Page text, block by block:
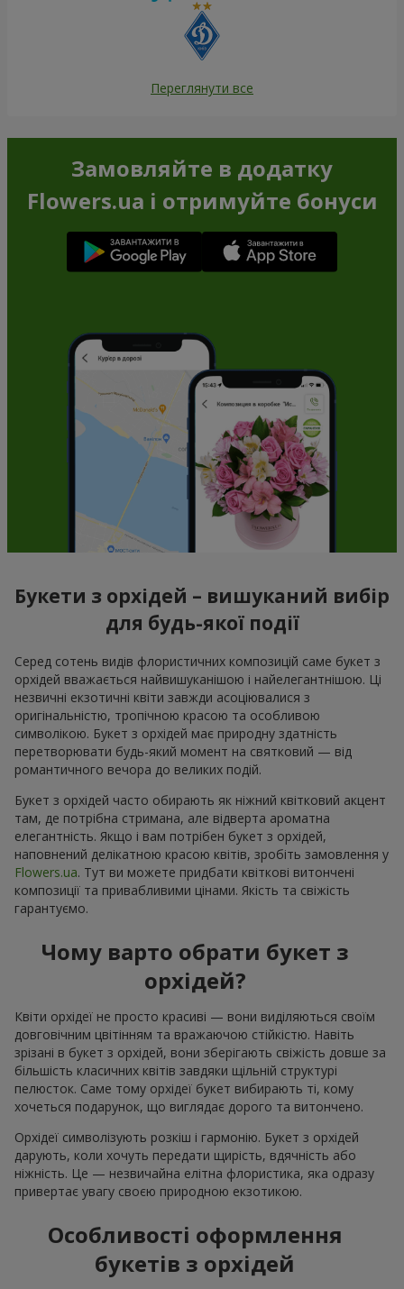
Переглянути все
Замовляйте в додатку
Flowers.ua і отримуйте бонуси
Букети з орхідей – вишуканий вибір
для будь-якої події
Серед сотень видів флористичних композицій саме букет з
орхідей вважається найвишуканішою і найелегантнішою. Ці
незвичні екзотичні квіти завжди асоціювалися з
оригінальністю, тропічною красою та особливою
символікою. Букет з орхідей має природну здатність
перетворювати будь-який момент на святковий — від
романтичного вечора до великих подій.
Букет з орхідей часто обирають як ніжний квітковий акцент
там, де потрібна стримана, але відверта ароматна
елегантність. Якщо і вам потрібен букет з орхідей,
наповнений делікатною красою квітів, зробіть замовлення у
Flowers.ua. Тут ви можете придбати квіткові витончені
композиції та привабливими цінами. Якість та свіжість
гарантуємо.
Чому варто обрати букет з
орхідей?
Квіти орхідеї не просто красиві — вони виділяються своїм
довговічним цвітінням та вражаючою стійкістю. Навіть
зрізані в букет з орхідей, вони зберігають свіжість довше за
більшість класичних квітів завдяки щільній структурі
пелюсток. Саме тому орхідеї букет вибирають ті, кому
хочеться подарунок, що виглядає дорого та витончено.
Орхідеї символізують розкіш і гармонію. Букет з орхідей
дарують, коли хочуть передати щирість, вдячність або
ніжність. Це — незвичайна елітна флористика, яка одразу
привертає увагу своєю природною екзотикою.
Особливості оформлення
букетів з орхідей